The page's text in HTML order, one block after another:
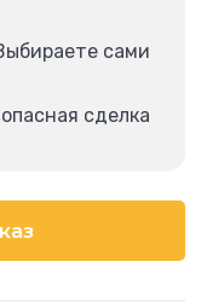
сами
сделка